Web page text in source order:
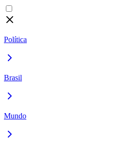
Política
Brasil
Mundo